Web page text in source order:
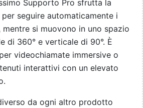
Supporto Pro sfrutta la
seguire automaticamente i
si muovono in uno spazio
di 360° e verticale di 90°. È
videochiamate immersive o
interattivi con un elevato
da ogni altro prodotto